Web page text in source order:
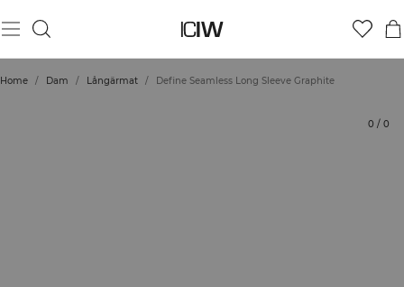
Home / Dam / Långärmat / Define Seamless Long Sleeve Graphite
0 / 0